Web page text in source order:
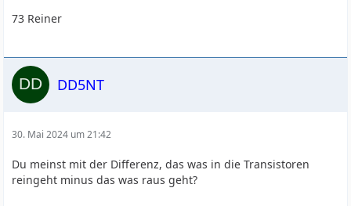
73 Reiner
DD5NT
30. Mai 2024 um 21:42
Du meinst mit der Differenz, das was in die Transistoren
reingeht minus das was raus geht?